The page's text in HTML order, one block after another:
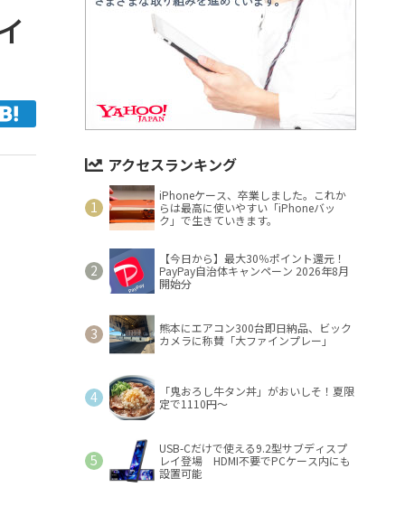
アクセスランキング
iPhoneケース、卒業しました。これか
らは最高に使いやすい「iPhoneバッ
ク」で生きていきます。
【今日から】最大30％ポイント還元！
PayPay自治体キャンペーン 2026年8月
開始分
熊本にエアコン300台即日納品、ビック
カメラに称賛「大ファインプレー」
「鬼おろし牛タン丼」がおいしそ！夏限
定で1110円～
USB-Cだけで使える9.2型サブディスプ
レイ登場 HDMI不要でPCケース内にも
設置可能